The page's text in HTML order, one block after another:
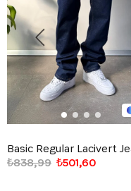
Basic Regular Lacivert
₺501,60
₺838,99